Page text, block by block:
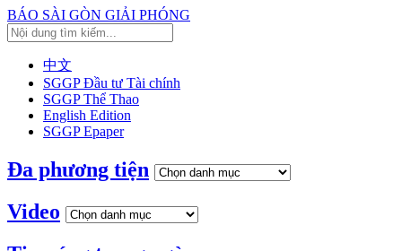
BÁO SÀI GÒN GIẢI PHÓNG
中文
SGGP Đầu tư Tài chính
SGGP Thể Thao
English Edition
SGGP Epaper
Đa phương tiện
Video